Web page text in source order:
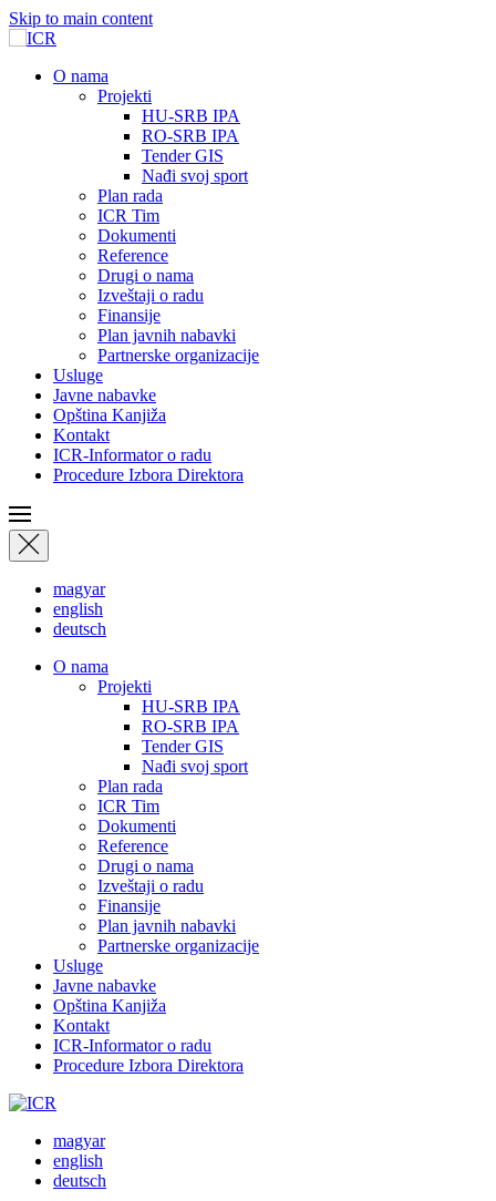
Skip to main content
О nama
Projekti
HU-SRB IPA
RO-SRB IPA
Tender GIS
Nađi svoj sport
Plan rada
ICR Tim
Dokumenti
Reference
Drugi o nama
Izveštaji o radu
Finansije
Plan javnih nabavki
Partnerske organizacije
Usluge
Javne nabavke
Opština Kanjiža
Kontakt
ICR-Informator o radu
Procedure Izbora Direktora
magyar
english
deutsch
О nama
Projekti
HU-SRB IPA
RO-SRB IPA
Tender GIS
Nađi svoj sport
Plan rada
ICR Tim
Dokumenti
Reference
Drugi o nama
Izveštaji o radu
Finansije
Plan javnih nabavki
Partnerske organizacije
Usluge
Javne nabavke
Opština Kanjiža
Kontakt
ICR-Informator o radu
Procedure Izbora Direktora
magyar
english
deutsch